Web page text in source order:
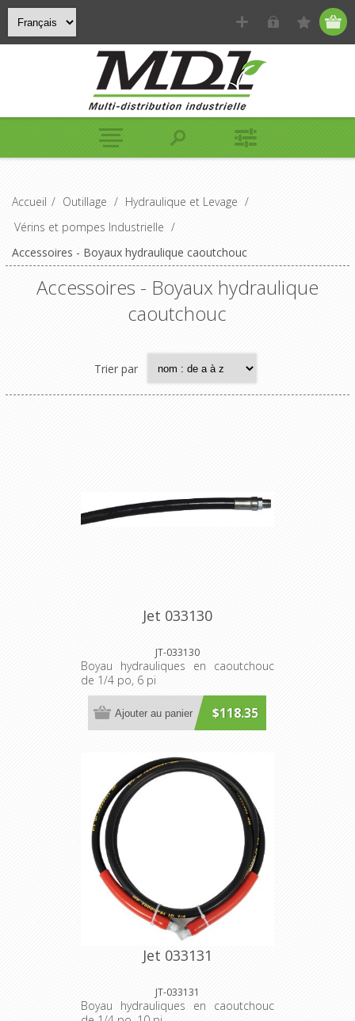
Accueil / Outillage / Hydraulique et Levage /
Vérins et pompes Industrielle /
Accessoires - Boyaux hydraulique caoutchouc
Accessoires - Boyaux hydraulique
caoutchouc
Trier par
Jet 033130
JT-033130
Boyau hydrauliques en caoutchouc
de 1/4 po, 6 pi
$118.35
Ajouter au panier
Jet 033131
JT-033131
Boyau hydrauliques en caoutchouc